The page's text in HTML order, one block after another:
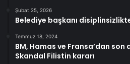
Şubat 25, 2026
Belediye başkanı
Temmuz 18, 2024
BM, Hamas ve Fransa’dan
Skandal Filistin kararı